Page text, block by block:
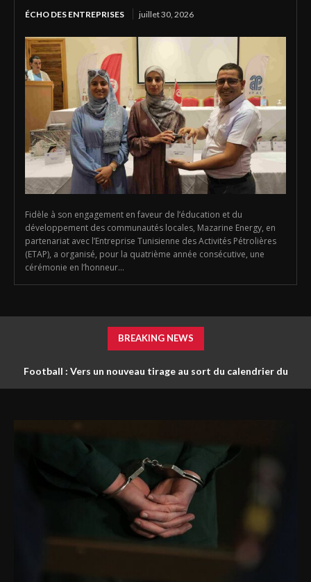
ÉCHO DES ENTREPRISES juillet 30, 2026
Fidèle à son engagement en faveur de l’éducation et du
développement des communautés locales, Mazarine Energy, en
partenariat avec l’Entreprise Tunisienne des Activités Pétrolières
(ETAP), a organisé, pour la quatrième année consécutive, une
cérémonie en l’honneur...
BREAKING NEWS
Football : Vers un nouveau tirage au sort du calendrier du
Mazarine Energy et l’ETAP célèbrent l’excellence des